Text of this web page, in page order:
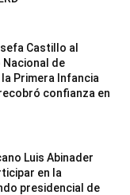
Castillo al
de
Primera Infancia
confianza en
Luis Abinader
en la
presidencial de